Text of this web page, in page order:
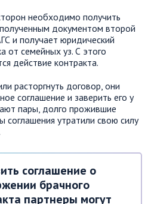
необходимо получить
документом второй
и получает юридический
от семейных уз. С этого
действие контракта.
расторгнуть договор, они
соглашение и заверить его у
пары, долго прожившие
соглашения утратили свою силу
соглашение о
брачного
партнеры могут